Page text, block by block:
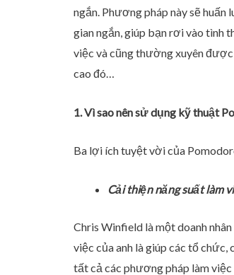
ngắn. Phương pháp này sẽ
gian ngắn, giúp bạn rơi vào tình
việc và cũng thường xuyên
cao đó…
1. Vì sao nên sử dụng kỹ thuật
Ba lợi ích tuyệt vời của
Cải thiện năng suất làm
Chris Winfield là một doanh
việc của anh là giúp các tổ chức,
tất cả các phương pháp làm